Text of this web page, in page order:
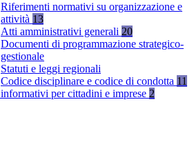
Riferimenti normativi su organizzazione e
attività 13
Atti amministrativi generali 20
Documenti di programmazione strategico-
gestionale
Statuti e leggi regionali
Codice disciplinare e codice di condotta 11
per cittadini e imprese 2